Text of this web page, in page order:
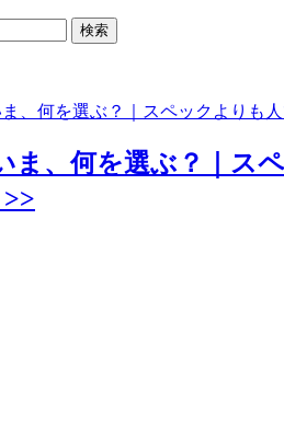
検索
ま、何を選ぶ？｜スペックよりも
ま、何を選ぶ？｜ス